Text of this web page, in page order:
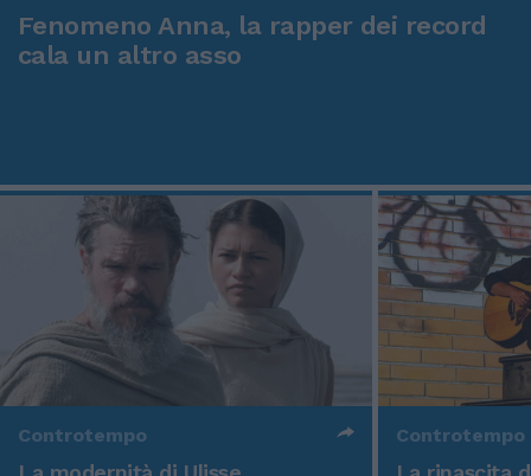
Fenomeno Anna, la rapper dei record
cala un altro asso
Controtempo Controtempo